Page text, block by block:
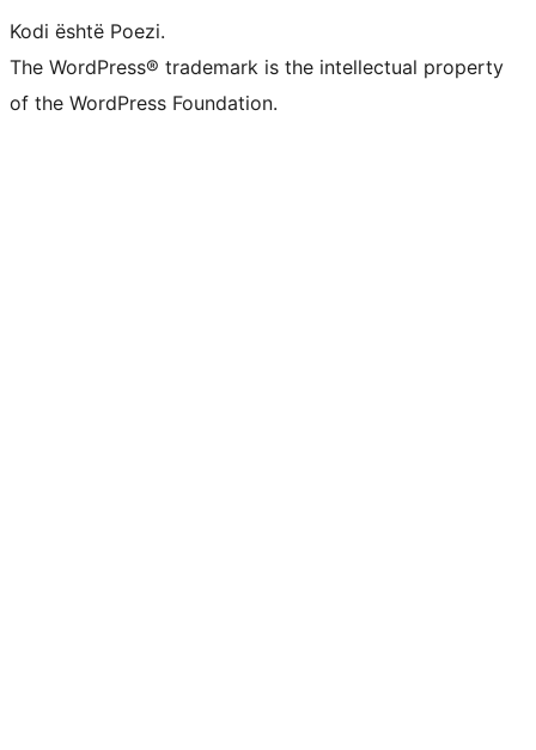
Kodi është Poezi.
The WordPress® trademark is the intellectual property
of the WordPress Foundation.